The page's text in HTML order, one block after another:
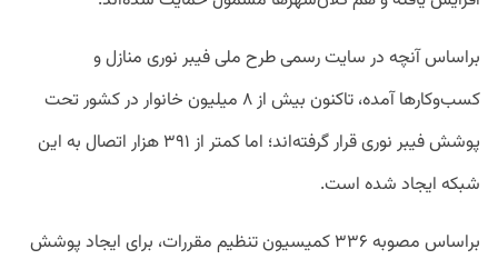
براساس آنچه در سایت رسمی طرح ملی فیبر نوری منازل و
کسب‌وکارها آمده، تاکنون بیش از ۸ میلیون خانوار در کشور تحت
پوشش فیبر نوری قرار گرفته‌اند؛ اما کمتر از ۳۹۱ هزار اتصال به این
شبکه ایجاد شده است.
براساس مصوبه ۳۳۶ کمیسیون تنظیم مقررات، برای ایجاد پوشش